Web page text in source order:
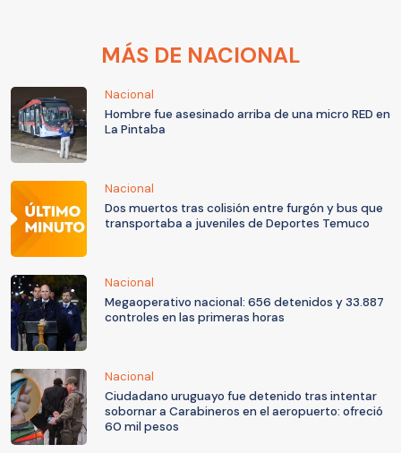
MÁS DE NACIONAL
Nacional
Hombre fue asesinado arriba de una micro RED en
La Pintaba
Nacional
Dos muertos tras colisión entre furgón y bus que
transportaba a juveniles de Deportes Temuco
Nacional
Megaoperativo nacional: 656 detenidos y 33.887
controles en las primeras horas
Nacional
Ciudadano uruguayo fue detenido tras intentar
sobornar a Carabineros en el aeropuerto: ofreció
60 mil pesos